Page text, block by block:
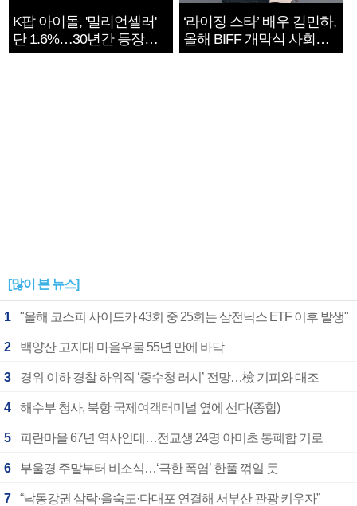
K팝 아이돌, '밀리언셀러'
단 1.6%…30년간 등장
1182개팀 전수조사
‘라이징 스타’ 배우 김민하,
올해 BIFF 개막식 사회자
확정
[많이 본 뉴스]
1 "올해 코스피 사이드카 43회 중 25회는 삼전닉스 ETF 이후 발생"
2 백양산 고지대 마을우물 55년 만에 바닥
3 경위 이하 경찰 하위직 ‘중수청 러시’ 전망…檢 기피와 대조
4 해수부 청사, 북항 국제여객터미널 옆에 선다(종합)
5 피란마을 67년 역사인데…전교생 24명 아미초 통폐합 기로
6 부울경 주말부터 비소식…‘극한 폭염’ 한풀 꺾일 듯
7 “낙동강권 삼락·을숙도·다대포 연결해 서부산 관광 키우자”